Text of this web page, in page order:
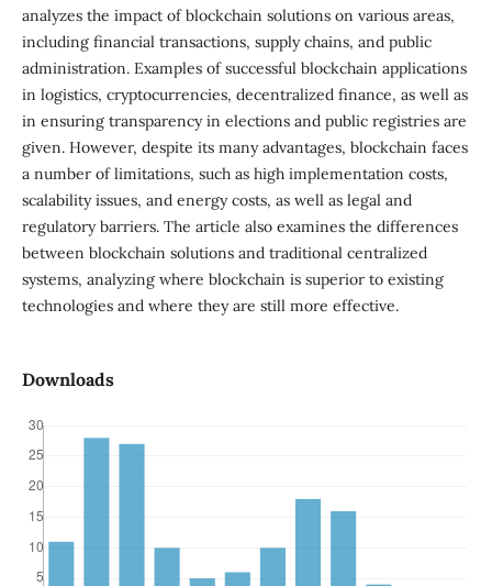
analyzes the impact of blockchain solutions on various areas,
including financial transactions, supply chains, and public
administration. Examples of successful blockchain applications
in logistics, cryptocurrencies, decentralized finance, as well as
in ensuring transparency in elections and public registries are
given. However, despite its many advantages, blockchain faces
a number of limitations, such as high implementation costs,
scalability issues, and energy costs, as well as legal and
regulatory barriers. The article also examines the differences
between blockchain solutions and traditional centralized
systems, analyzing where blockchain is superior to existing
technologies and where they are still more effective.
Downloads